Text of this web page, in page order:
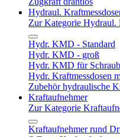
Hydraul.
Zur Kategorie Hydraul.
Hydr. KMD - Standard
Hydr. KMD - groß
Hydr. KMD für
Hydr. Kraftmessdosen
Zubehör hydraulische
Kraftaufnehmer
Zur Kategorie
Kraftaufnehmer rund